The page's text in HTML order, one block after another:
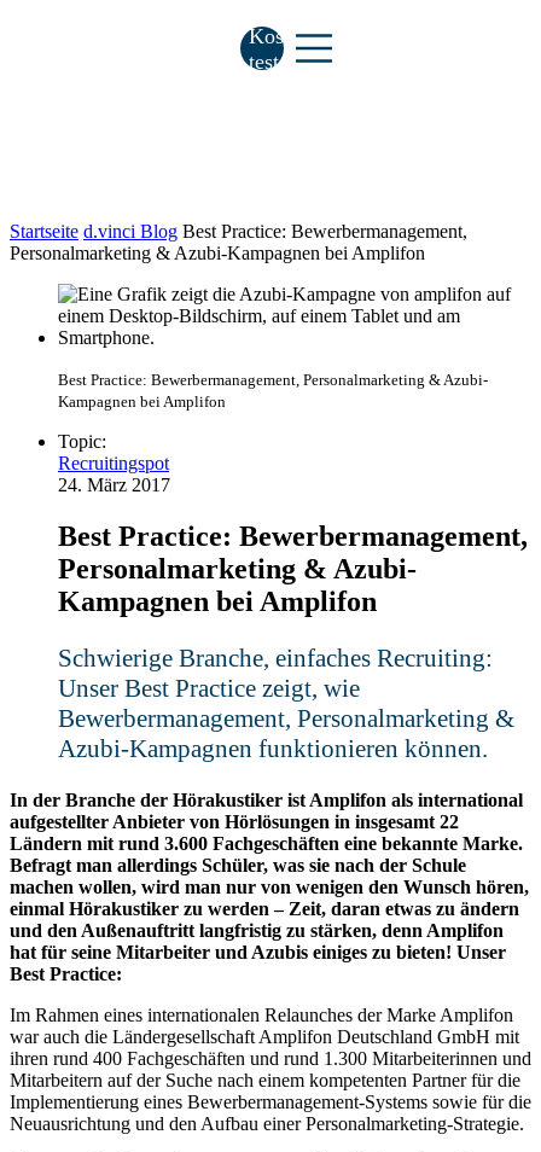
Kostenlos
testen
Kontakt
Startseite d.vinci Blog Best Practice: Bewerbermanagement,
Personalmarketing & Azubi-Kampagnen bei Amplifon
Best Practice: Bewerbermanagement, Personalmarketing & Azubi-
Kampagnen bei Amplifon
Topic:
Recruitingspot
24. März 2017
Best Practice: Bewerbermanagement,
Personalmarketing & Azubi-
Kampagnen bei Amplifon
Schwierige Branche, einfaches Recruiting:
Unser Best Practice zeigt, wie
Bewerbermanagement, Personalmarketing &
Azubi-Kampagnen funktionieren können.
In der Branche der Hörakustiker ist Amplifon als international
aufgestellter Anbieter von Hörlösungen in insgesamt 22
Ländern mit rund 3.600 Fachgeschäften eine bekannte Marke.
Befragt man allerdings Schüler, was sie nach der Schule
machen wollen, wird man nur von wenigen den Wunsch hören,
einmal Hörakustiker zu werden – Zeit, daran etwas zu ändern
und den Außenauftritt langfristig zu stärken, denn Amplifon
hat für seine Mitarbeiter und Azubis einiges zu bieten! Unser
Best Practice:
Im Rahmen eines internationalen Relaunches der Marke Amplifon
war auch die Ländergesellschaft Amplifon Deutschland GmbH mit
ihren rund 400 Fachgeschäften und rund 1.300 Mitarbeiterinnen und
Mitarbeitern auf der Suche nach einem kompetenten Partner für die
Implementierung eines Bewerbermanagement-Systems sowie für die
Neuausrichtung und den Aufbau einer Personalmarketing-Strategie.